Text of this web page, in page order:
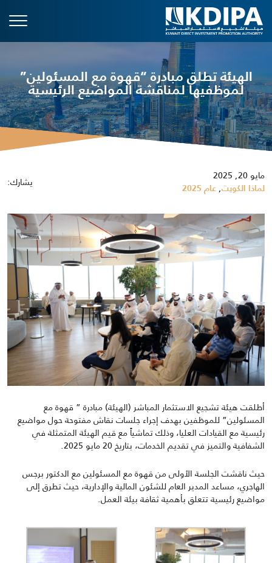
الهيئة تطلق مبادرة “قهوة مع المسئولين”
لموظفيها لمناقشة المواضيع الرئيسية
مايو 20, 2025
لماذا الكويت, عام 2025 يشارك:
أطلقت هيئة تشجيع الاستثمار المباشر (الهيئة) مبادرة ” قهوة مع
المسئولين” للموظفين بهدف إجراء جلسات نقاش مفتوحة حول مواضيع
رئيسية مع القيادات العليا، وذلك تماشياً مع قيم الهيئة المتمثلة في
الشفافية والتميز في تقديم الخدمات، بتاريخ20مايو 2025.
حيث ناقشت الجلسة الأولى من قهوة مع المسئولين مع الدكتور برجس
الهاجري، مساعد المدير العام للشئون المالية والإدارية، حيث تطرق إلى
مواضيع رئيسية تتعلق بأهمية ثقافة بيئة العمل.